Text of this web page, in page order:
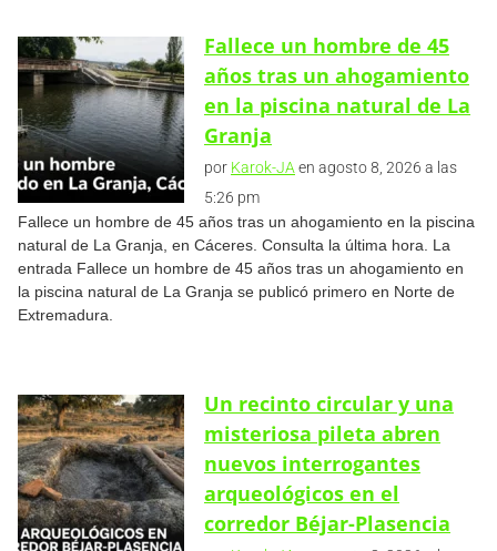
Fallece un hombre de 45
años tras un ahogamiento
en la piscina natural de La
Granja
por Karok-JA en agosto 8, 2026 a las
5:26 pm
Fallece un hombre de 45 años tras un ahogamiento en la piscina
natural de La Granja, en Cáceres. Consulta la última hora. La
entrada Fallece un hombre de 45 años tras un ahogamiento en
la piscina natural de La Granja se publicó primero en Norte de
Extremadura.
Un recinto circular y una
misteriosa pileta abren
nuevos interrogantes
arqueológicos en el
corredor Béjar-Plasencia